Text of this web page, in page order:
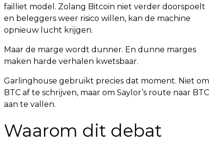
failliet model. Zolang Bitcoin niet verder doorspoelt
en beleggers weer risico willen, kan de machine
opnieuw lucht krijgen.
Maar de marge wordt dunner. En dunne marges
maken harde verhalen kwetsbaar.
Garlinghouse gebruikt precies dat moment. Niet om
BTC af te schrijven, maar om Saylor’s route naar BTC
aan te vallen.
Waarom dit debat